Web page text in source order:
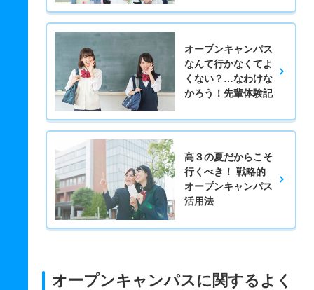
オープンキャンパス
なんて行かなくてよ
くない？…なわけな
かろう！先輩体験記
高３の夏だからこそ
行くべき！ 戦略的
オープンキャンパス
活用法
オープンキャンパスに関するよく